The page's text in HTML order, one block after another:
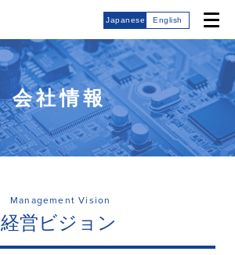
Japanese English
会社情報
Management Vision
経営ビジョン